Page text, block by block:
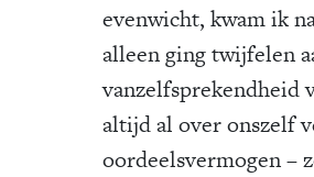
evenwicht, kwam ik
alleen ging twijfelen
vanzelfsprekendheid
altijd al over onszelf
oordeelsvermogen –